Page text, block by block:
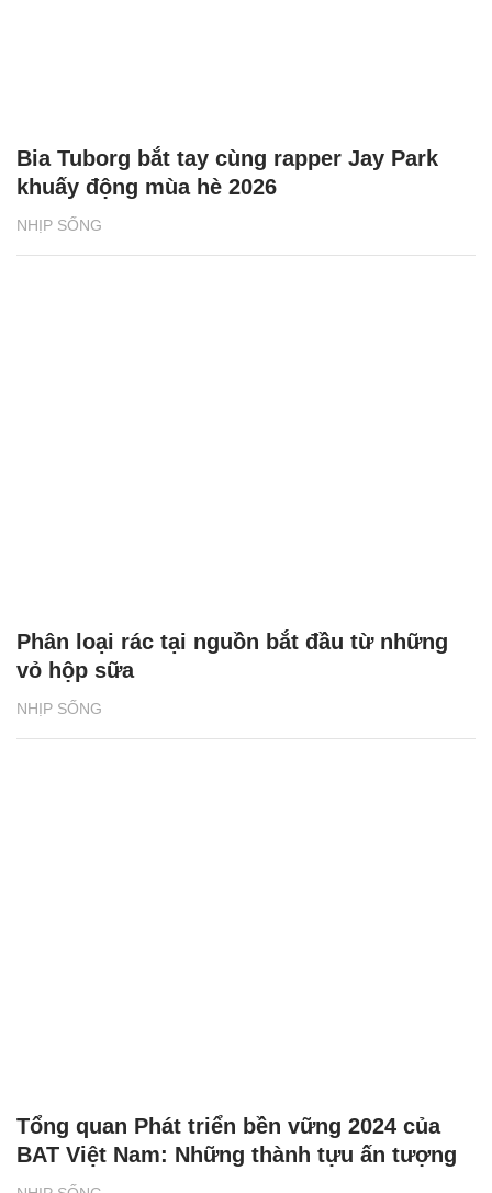
NHỊP SỐNG
Bia Tuborg bắt tay cùng rapper Jay Park
khuấy động mùa hè 2026
NHỊP SỐNG
Phân loại rác tại nguồn bắt đầu từ những
vỏ hộp sữa
Tổng quan Phát triển bền vững 2024 của
BAT Việt Nam: Những thành tựu ấn tượng